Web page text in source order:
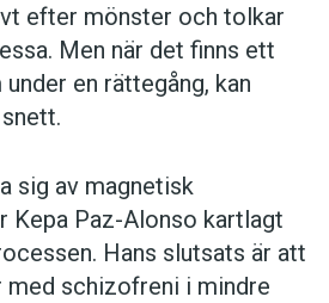
efter mönster och tolkar
Men när det finns ett
en rättegång, kan
sig av magnetisk
Kepa Paz-Alonso kartlagt
Hans slutsats är att
med schizofreni i mindre